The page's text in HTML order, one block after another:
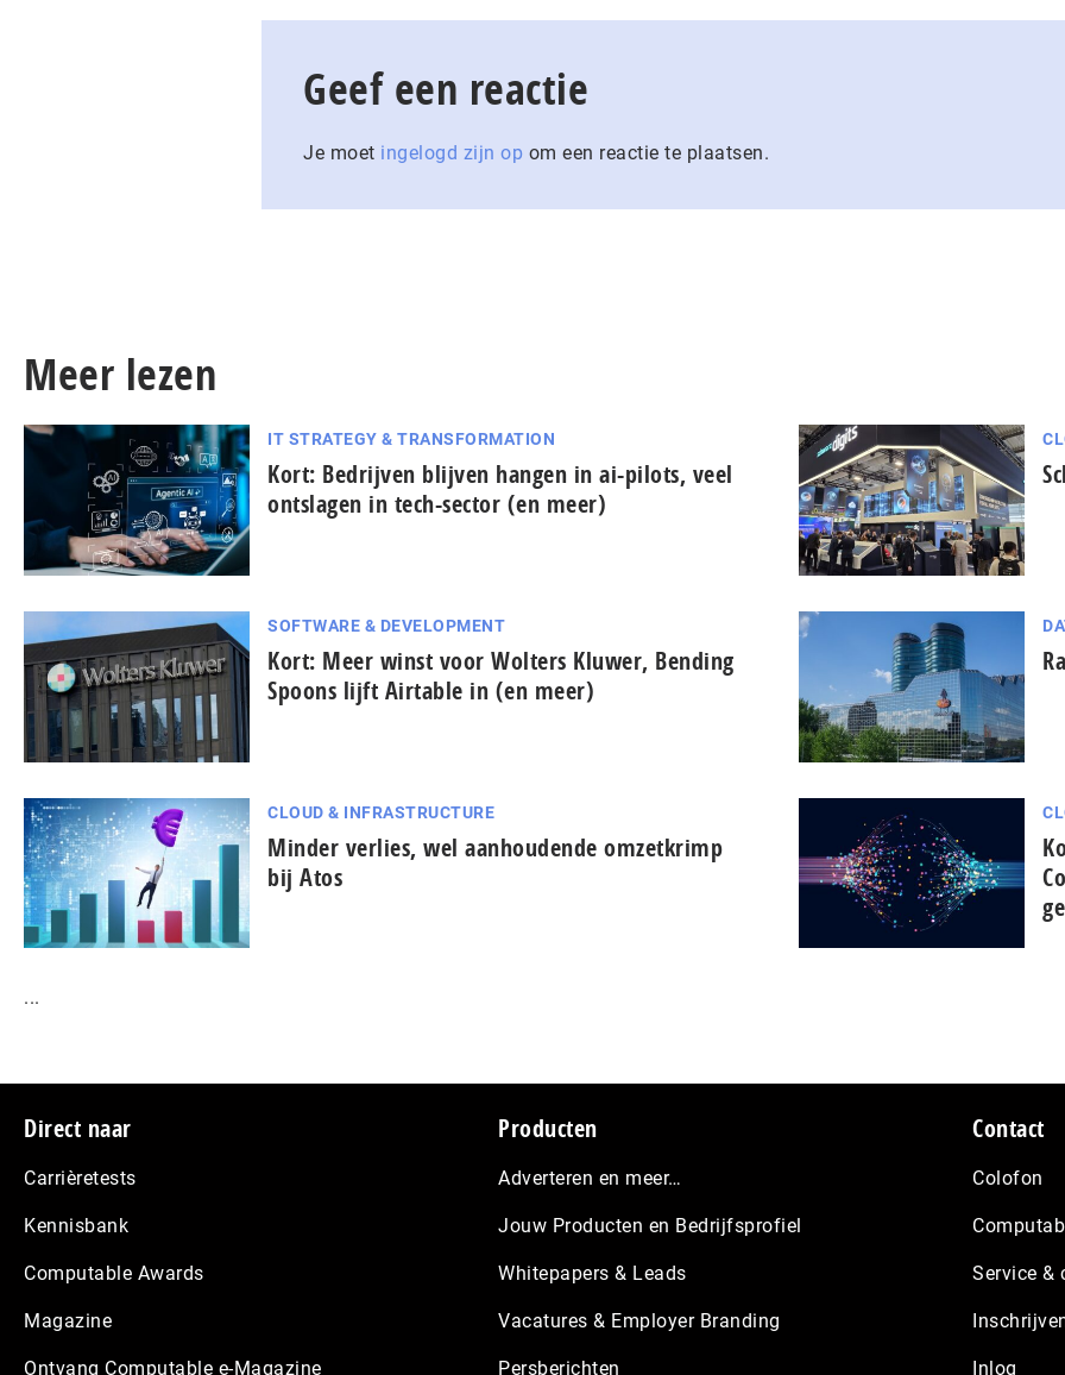
Geef een reactie
Je moet ingelogd zijn op om een reactie te plaatsen.
Meer lezen
IT STRATEGY & TRANSFORMATION
Kort: Bedrijven blijven hangen in ai-pilots, veel
ontslagen in tech-sector (en meer)
SOFTWARE & DEVELOPMENT
Kort: Meer winst voor Wolters Kluwer, Bending
Spoons lijft Airtable in (en meer)
CLOUD & INFRASTRUCTURE
Minder verlies, wel aanhoudende omzetkrimp
bij Atos
...
Footer
Direct naar
Carrièretests
Kennisbank
Computable Awards
Magazine
Ontvang Computable e-Magazine
Producten
Adverteren en meer…
Jouw Producten en Bedrijfsprofiel
Whitepapers & Leads
Vacatures & Employer Branding
Persberichten
Contact
Colofon
Service &
Inlog